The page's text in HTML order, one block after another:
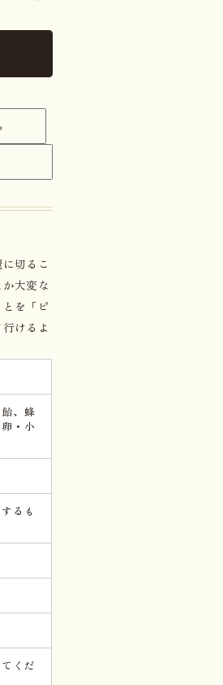
切るこ
大変な
を「ピ
けるよ
、蜂
・小
るも
くだ